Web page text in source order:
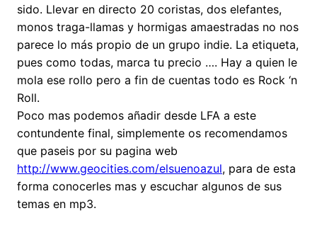
sido. Llevar en directo 20 coristas, dos elefantes,
monos traga-llamas y hormigas amaestradas no nos
parece lo más propio de un grupo indie. La etiqueta,
pues como todas, marca tu precio …. Hay a quien le
mola ese rollo pero a fin de cuentas todo es Rock ‘n
Roll.
Poco mas podemos añadir desde LFA a este
contundente final, simplemente os recomendamos
que paseis por su pagina web
http://www.geocities.com/elsuenoazul, para de esta
forma conocerles mas y escuchar algunos de sus
temas en mp3.